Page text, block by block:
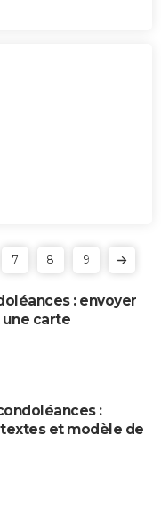
7 8 9
: envoyer
carte
:
et modèle de